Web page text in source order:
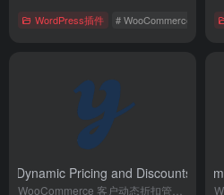
WordPress插件 # WooCommerce #
Dynamic Pricing and Discounts
YITH